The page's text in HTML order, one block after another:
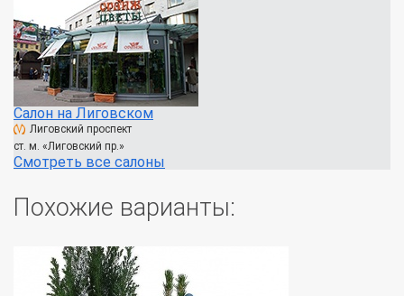
Салон на Лиговском
Лиговский проспект
ст. м. «Лиговский пр.»
Смотреть все салоны
Похожие варианты: